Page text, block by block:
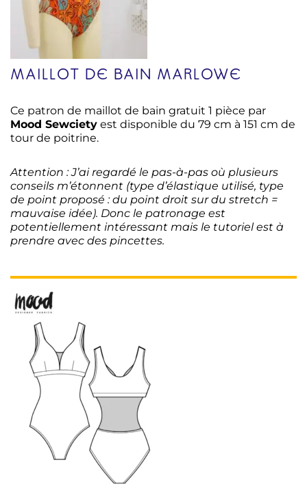
MAILLOT DE BAIN MARLOWE
Ce patron de maillot de bain gratuit 1 pièce par
Mood Sewciety est disponible du 79 cm à 151 cm de
tour de poitrine.
Attention : J’ai regardé le pas-à-pas où plusieurs
conseils m’étonnent (type d’élastique utilisé, type
de point proposé : du point droit sur du stretch =
mauvaise idée). Donc le patronage est
potentiellement intéressant mais le tutoriel est à
prendre avec des pincettes.